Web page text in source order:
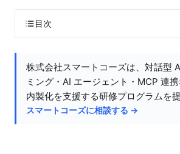
目次
株式会社スマートコーズは、対話型
ミング・AI エージェント・MCP 連
内製化を支援する研修プログラムを
スマートコーズに相談する →